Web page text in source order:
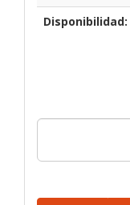
Disponibilidad: